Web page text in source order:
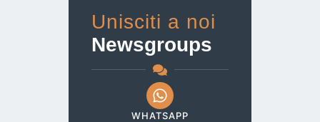
Unisciti a noi
Newsgroups
WHATSAPP